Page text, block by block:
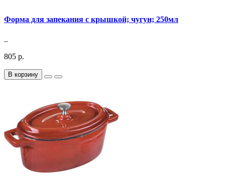
Форма для запекания с крышкой; чугун; 250мл
..
805 р.
В корзину